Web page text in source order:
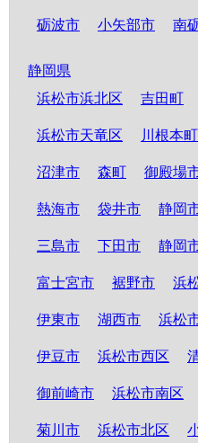
砺波市 小矢部市 南
静岡県
浜松市浜北区
吉田町
浜松市天竜区 川根本町
沼津市 森町 御殿場
熱海市 袋井市 静岡
三島市 下田市 静岡
富士宮市 裾野市 浜
伊東市 湖西市 浜松
伊豆市 浜松市西区
御前崎市 浜松市南区
菊川市 浜松市北区